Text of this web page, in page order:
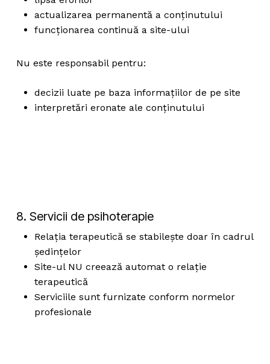
actualizarea permanentă a conținutului
funcționarea continuă a site-ului
Nu este responsabil pentru:
decizii luate pe baza informațiilor de pe site
interpretări eronate ale conținutului
8. Servicii de psihoterapie
Relația terapeutică se stabilește doar în cadrul
ședințelor
Site-ul NU creează automat o relație
terapeutică
Serviciile sunt furnizate conform normelor
profesionale